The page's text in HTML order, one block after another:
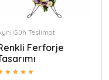
Gün Teslimat
Ferforje